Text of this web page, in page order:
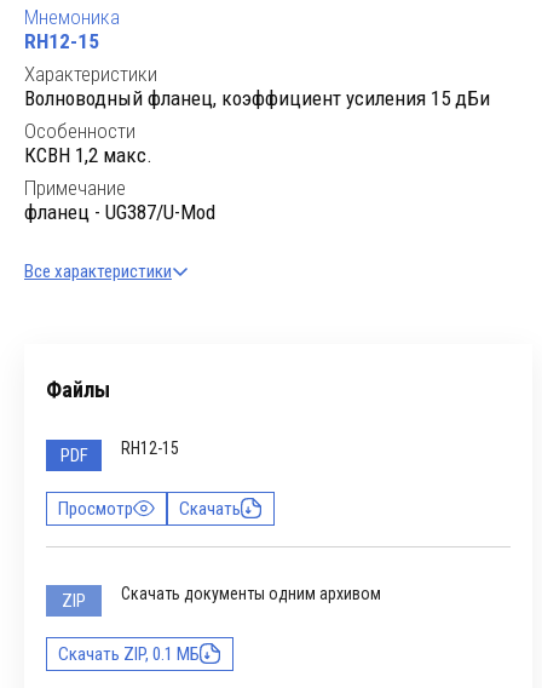
Мнемоника
RH12-15
Характеристики
Волноводный фланец, коэффициент усиления 15 дБи
Особенности
КСВН 1,2 макс.
Примечание
фланец - UG387/U-Mod
Все характеристики
Файлы
PDF RH12-15
Просмотр Скачать
ZIP Скачать документы одним архивом
Скачать ZIP, 0.1 МБ